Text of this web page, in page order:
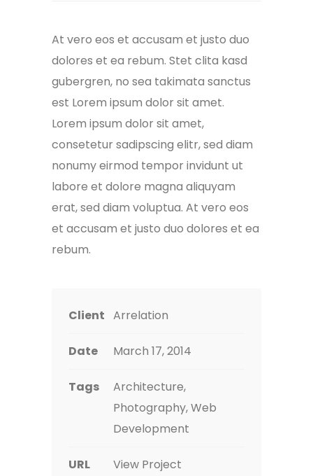
At vero eos et accusam et justo duo
dolores et ea rebum. Stet clita kasd
gubergren, no sea takimata sanctus
est Lorem ipsum dolor sit amet.
Lorem ipsum dolor sit amet,
consetetur sadipscing elitr, sed diam
nonumy eirmod tempor invidunt ut
labore et dolore magna aliquyam
erat, sed diam voluptua. At vero eos
et accusam et justo duo dolores et ea
rebum.
Client Arrelation
Date March 17, 2014
Tags
Architecture,
Photography, Web
Development
URL View Project